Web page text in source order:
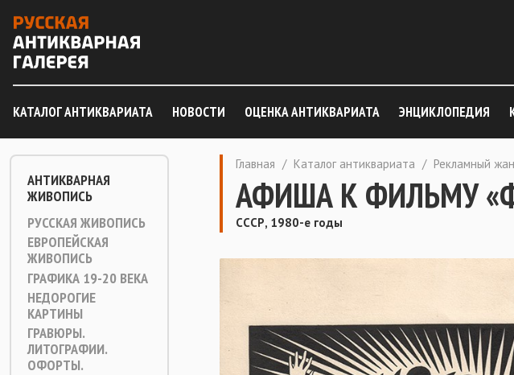
КАТАЛОГ АНТИКВАРИАТА НОВОСТИ ОЦЕНКА АНТИКВАРИАТА ЭНЦИКЛОПЕДИЯ
АНТИКВАРНАЯ
ЖИВОПИСЬ
РУССКАЯ ЖИВОПИСЬ
ЕВРОПЕЙСКАЯ
ЖИВОПИСЬ
ГРАФИКА 19-20 ВЕКА
НЕДОРОГИЕ
КАРТИНЫ
ГРАВЮРЫ.
ЛИТОГРАФИИ.
ОФОРТЫ.
Главная / Каталог антиквариата / Рекламный
АФИША К ФИЛЬМУ
СССР, 1980-е годы